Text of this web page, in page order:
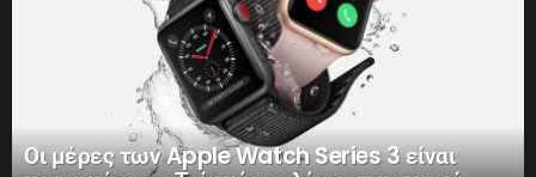
Οι μέρες των Apple Watch Series 3 είναι